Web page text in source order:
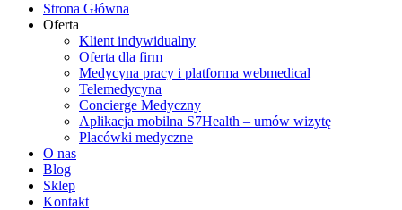
Strona Główna
Oferta
Klient indywidualny
Oferta dla firm
Medycyna pracy i platforma webmedical
Telemedycyna
Concierge Medyczny
Aplikacja mobilna S7Health – umów wizytę
Placówki medyczne
O nas
Blog
Sklep
Kontakt